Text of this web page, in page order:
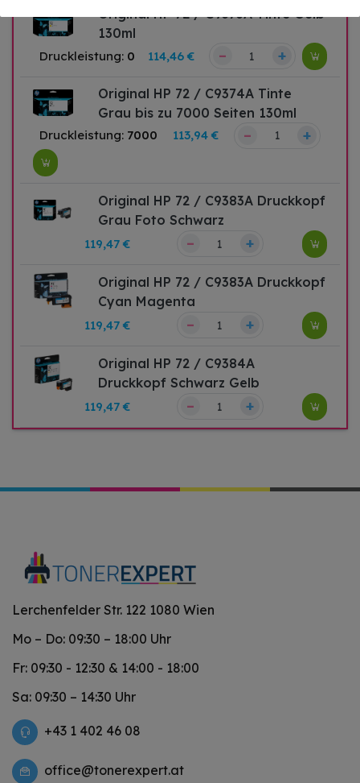
Original HP 72 / C9373A Tinte Gelb
130ml
Druckleistung: 0 114,46 € – +
Original HP 72 / C9374A Tinte
Grau bis zu 7000 Seiten 130ml
Druckleistung: 7000 113,94 € – +
Original HP 72 / C9383A Druckkopf
Grau Foto Schwarz
119,47 € – +
Original HP 72 / C9383A Druckkopf
Cyan Magenta
119,47 € – +
Original HP 72 / C9384A
Druckkopf Schwarz Gelb
119,47 € – +
Lerchenfelder Str. 122 1080 Wien
Mo – Do: 09:30 – 18:00 Uhr
Fr: 09:30 - 12:30 & 14:00 - 18:00
Sa: 09:30 – 14:30 Uhr
+43 1 402 46 08
office@tonerexpert.at